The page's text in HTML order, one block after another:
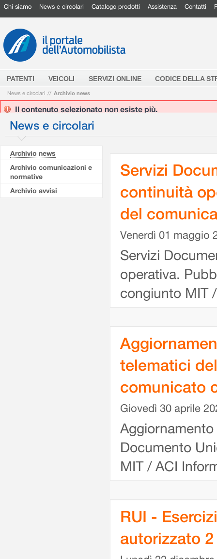
Chi siamo News e circolari Catalogo prodotti Assistenza Contatti
PATENTI VEICOLI SERVIZI ONLINE CODICE DELLA
News e circolari // Archivio news
Il contenuto selezionato non esiste più.
News e circolari
Archivio news
Archivio comunicazioni e
normative
Archivio avvisi
Servizi
continuità
del
Venerdì 01 maggio
Servizi
operativa.
congiunto MIT
telematici
comunicato
Giovedì 30 aprile
Documento
MIT / ACI
RUI -
autorizzato